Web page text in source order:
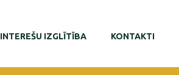
INTEREŠU IZGLĪTĪBA KONTAKTI